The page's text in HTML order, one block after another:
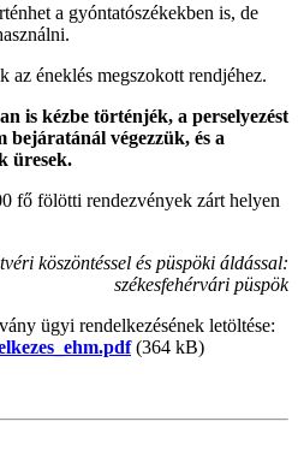
a gyóntatószékekben is, de
az éneklés megszokott rendjéhez.
is kézbe történjék, a perselyezést
bejáratánál végezzük, és a
üresek.
fő fölötti rendezvények zárt helyen
köszöntéssel és püspöki áldással:
székesfehérvári püspök
ügyi rendelkezésének letöltése:
(364 kB)